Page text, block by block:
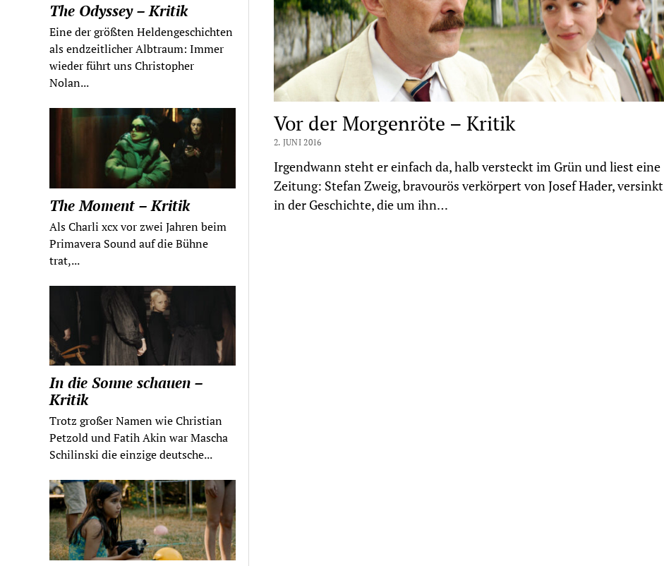
The Odyssey – Kritik
Eine der größten Heldengeschichten
als endzeitlicher Albtraum: Immer
wieder führt uns Christopher
Nolan...
The Moment – Kritik
Als Charli xcx vor zwei Jahren beim
Primavera Sound auf die Bühne
trat,...
In die Sonne schauen –
Kritik
Trotz großer Namen wie Christian
Petzold und Fatih Akin war Mascha
Schilinski die einzige deutsche...
Vor der Morgenröte – Kritik
2. JUNI 2016
Irgendwann steht er einfach da, halb versteckt im Grün und liest eine
Zeitung: Stefan Zweig, bravourös verkörpert von Josef Hader, versinkt
in der Geschichte, die um ihn…